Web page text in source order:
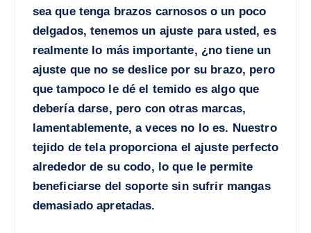
sea que tenga brazos carnosos o un poco
delgados, tenemos un ajuste para usted, es
realmente lo más importante, ¿no tiene un
ajuste que no se deslice por su brazo, pero
que tampoco le dé el temido es algo que
debería darse, pero con otras marcas,
lamentablemente, a veces no lo es. Nuestro
tejido de tela proporciona el ajuste perfecto
alrededor de su codo, lo que le permite
beneficiarse del soporte sin sufrir mangas
demasiado apretadas.